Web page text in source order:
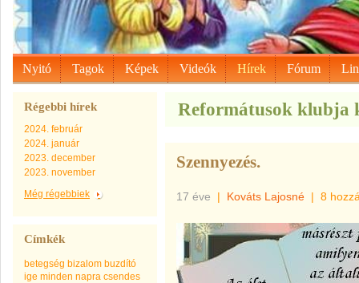
Nyitó Tagok Képek Videók Hírek Fórum
Régebbi hírek
2024. február
2024. január
2023. december
2023. november
Még régebbiek
Címkék
betegség bizalom buzdító
ige minden napra csendes
Reformátusok klubja
Szennyezés.
17 éve | Kováts Lajosné | 8